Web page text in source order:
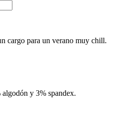
cargo para un verano muy chill.
y 3% spandex.